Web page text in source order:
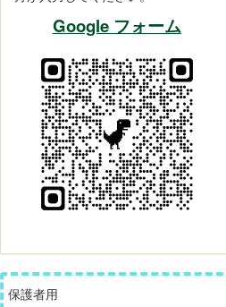
Google フォーム
保護者用